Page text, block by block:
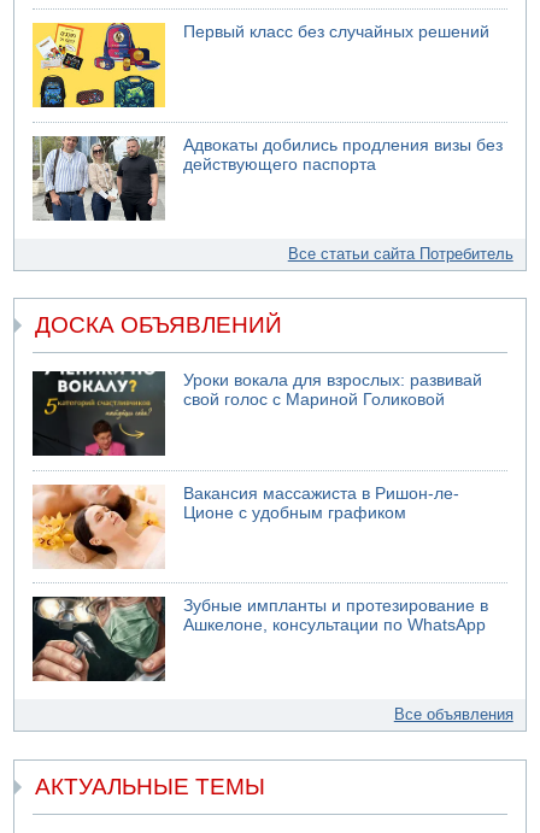
Первый класс без случайных решений
Адвокаты добились продления визы без
действующего паспорта
Все статьи сайта Потребитель
ДОСКА ОБЪЯВЛЕНИЙ
Уроки вокала для взрослых: развивай
свой голос с Мариной Голиковой
Вакансия массажиста в Ришон-ле-
Ционе с удобным графиком
Зубные импланты и протезирование в
Ашкелоне, консультации по WhatsApp
Все объявления
АКТУАЛЬНЫЕ ТЕМЫ